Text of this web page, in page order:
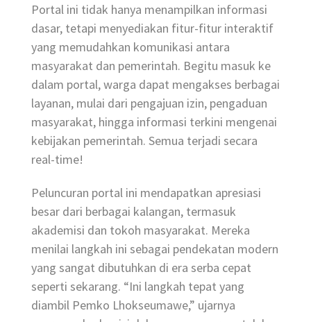
Portal ini tidak hanya menampilkan informasi
dasar, tetapi menyediakan fitur-fitur interaktif
yang memudahkan komunikasi antara
masyarakat dan pemerintah. Begitu masuk ke
dalam portal, warga dapat mengakses berbagai
layanan, mulai dari pengajuan izin, pengaduan
masyarakat, hingga informasi terkini mengenai
kebijakan pemerintah. Semua terjadi secara
real-time!
Peluncuran portal ini mendapatkan apresiasi
besar dari berbagai kalangan, termasuk
akademisi dan tokoh masyarakat. Mereka
menilai langkah ini sebagai pendekatan modern
yang sangat dibutuhkan di era serba cepat
seperti sekarang. “Ini langkah tepat yang
diambil Pemko Lhokseumawe,” ujarnya